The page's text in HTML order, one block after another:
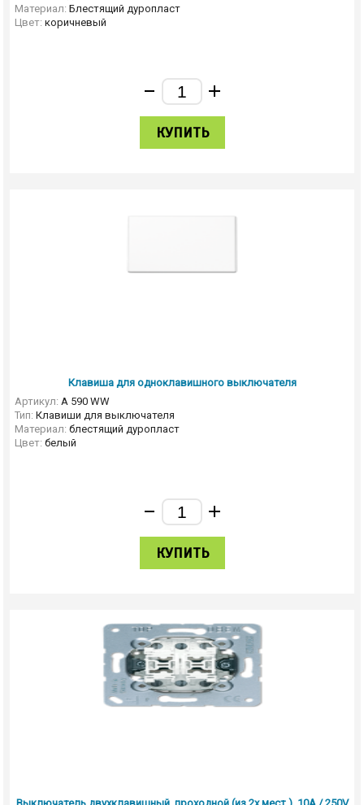
Материал: Блестящий дуропласт
Цвет: коричневый
КУПИТЬ
Клавиша для одноклавишного выключателя
Артикул: A 590 WW
Тип: Клавиши для выключателя
Материал: блестящий дуропласт
Цвет: белый
КУПИТЬ